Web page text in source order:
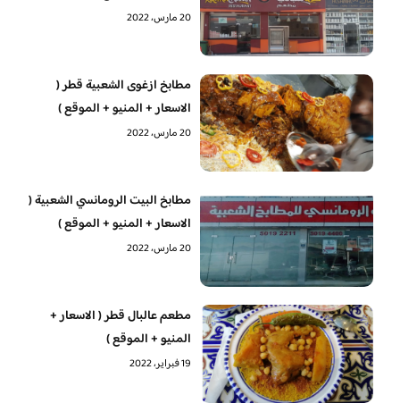
20 مارس، 2022
مطابخ ازغوى الشعبية قطر (
الاسعار + المنيو + الموقع )
20 مارس، 2022
مطابخ البيت الرومانسي الشعبية (
الاسعار + المنيو + الموقع )
20 مارس، 2022
مطعم عالبال قطر ( الاسعار +
المنيو + الموقع )
19 فبراير، 2022